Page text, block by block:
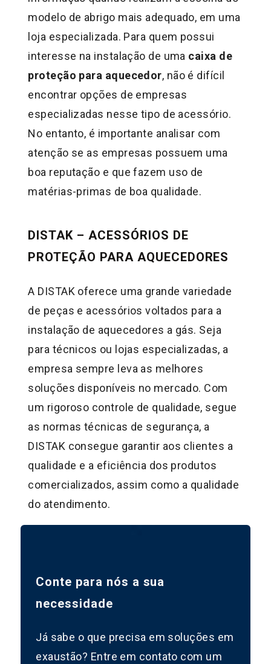
modelo de abrigo mais adequado, em uma
loja especializada. Para quem possui
interesse na instalação de uma caixa de
proteção para aquecedor, não é difícil
encontrar opções de empresas
especializadas nesse tipo de acessório.
No entanto, é importante analisar com
atenção se as empresas possuem uma
boa reputação e que fazem uso de
matérias-primas de boa qualidade.
DISTAK – ACESSÓRIOS DE
PROTEÇÃO PARA AQUECEDORES
A DISTAK oferece uma grande variedade
de peças e acessórios voltados para a
instalação de aquecedores a gás. Seja
para técnicos ou lojas especializadas, a
empresa sempre leva as melhores
soluções disponíveis no mercado. Com
um rigoroso controle de qualidade, segue
as normas técnicas de segurança, a
DISTAK consegue garantir aos clientes a
qualidade e a eficiência dos produtos
comercializados, assim como a qualidade
do atendimento.
Conte para nós a sua
necessidade
Já sabe o que precisa em soluções em
exaustão? Entre em contato com um